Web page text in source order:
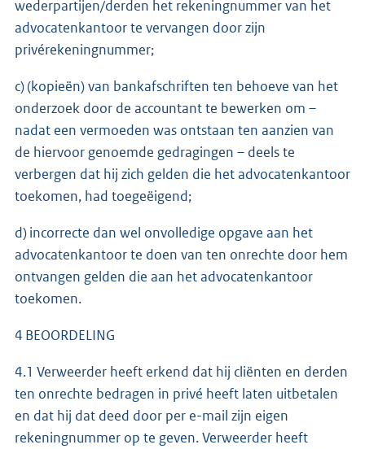
wederpartijen/derden het rekeningnummer van het
advocatenkantoor te vervangen door zijn
privérekeningnummer;
c) (kopieën) van bankafschriften ten behoeve van het
onderzoek door de accountant te bewerken om –
nadat een vermoeden was ontstaan ten aanzien van
de hiervoor genoemde gedragingen – deels te
verbergen dat hij zich gelden die het advocatenkantoor
toekomen, had toegeëigend;
d) incorrecte dan wel onvolledige opgave aan het
advocatenkantoor te doen van ten onrechte door hem
ontvangen gelden die aan het advocatenkantoor
toekomen.
4 BEOORDELING
4.1 Verweerder heeft erkend dat hij cliënten en derden
ten onrechte bedragen in privé heeft laten uitbetalen
en dat hij dat deed door per e-mail zijn eigen
rekeningnummer op te geven. Verweerder heeft